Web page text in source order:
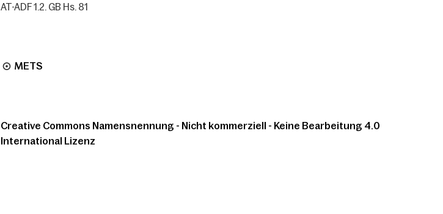
AT-ADF 1.2. GB Hs. 81
METS
Creative Commons Namensnennung - Nicht kommerziell - Keine Bearbeitung 4.0
International Lizenz